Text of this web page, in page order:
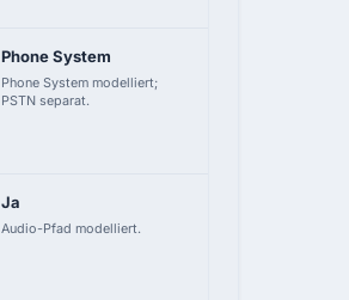
Phone System
Phone System modelliert;
PSTN separat.
Ja
Audio-Pfad modelliert.